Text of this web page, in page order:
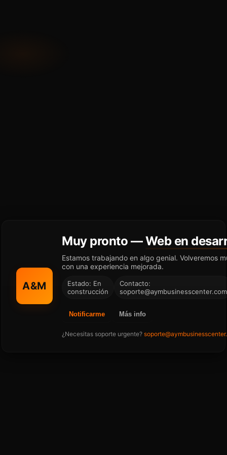
A&M
Muy pronto —Web en
Estamos trabajando en algo genial. Volveremos
con una experiencia mejorada.
Estado: En
construcción
Contacto:
soporte@aymbusinesscenter.com
Notificarme Más info
¿Necesitas soporte urgente?